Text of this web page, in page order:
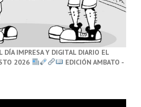
DÍA IMPRESA Y DIGITAL DIARIO EL
2026
EDICIÓN AMBATO -